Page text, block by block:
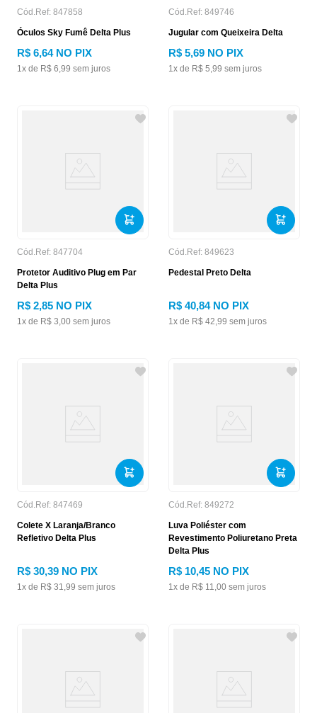
Cód.Ref: 847858
Óculos Sky Fumê Delta Plus
R$ 6,64NO PIX
1x de R$ 6,99 sem juros
Cód.Ref: 849746
Jugular com Queixeira Delta
R$ 5,69 NO PIX
1x de R$ 5,99 sem juros
Cód.Ref: 847704
Protetor Auditivo Plug em Par
Delta Plus
R$ 2,85 NO PIX
1x de R$ 3,00 sem juros
Cód.Ref: 849623
Pedestal Preto Delta
R$ 40,84NO PIX
1x de R$ 42,99 sem juros
Cód.Ref: 847469
Colete X Laranja/Branco
Refletivo Delta Plus
R$ 30,39 NO PIX
1x de R$ 31,99 sem juros
Cód.Ref: 849272
Luva Poliéster com
Revestimento Poliuretano Preta
Delta Plus
R$ 10,45 NO PIX
1x de R$ 11,00 sem juros